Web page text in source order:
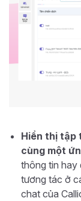
Hiển thị tập
cùng một
thông tin hay
tương tác ở
chat của